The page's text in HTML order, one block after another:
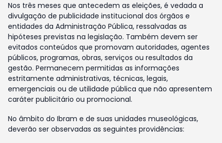
Nos três meses que antecedem as eleições, é vedada a
divulgação de publicidade institucional dos órgãos e
entidades da Administração Pública, ressalvadas as
hipóteses previstas na legislação. Também devem ser
evitados conteúdos que promovam autoridades, agentes
públicos, programas, obras, serviços ou resultados da
gestão. Permanecem permitidas as informações
estritamente administrativas, técnicas, legais,
emergenciais ou de utilidade pública que não apresentem
caráter publicitário ou promocional.
No âmbito do Ibram e de suas unidades museológicas,
deverão ser observadas as seguintes providências: